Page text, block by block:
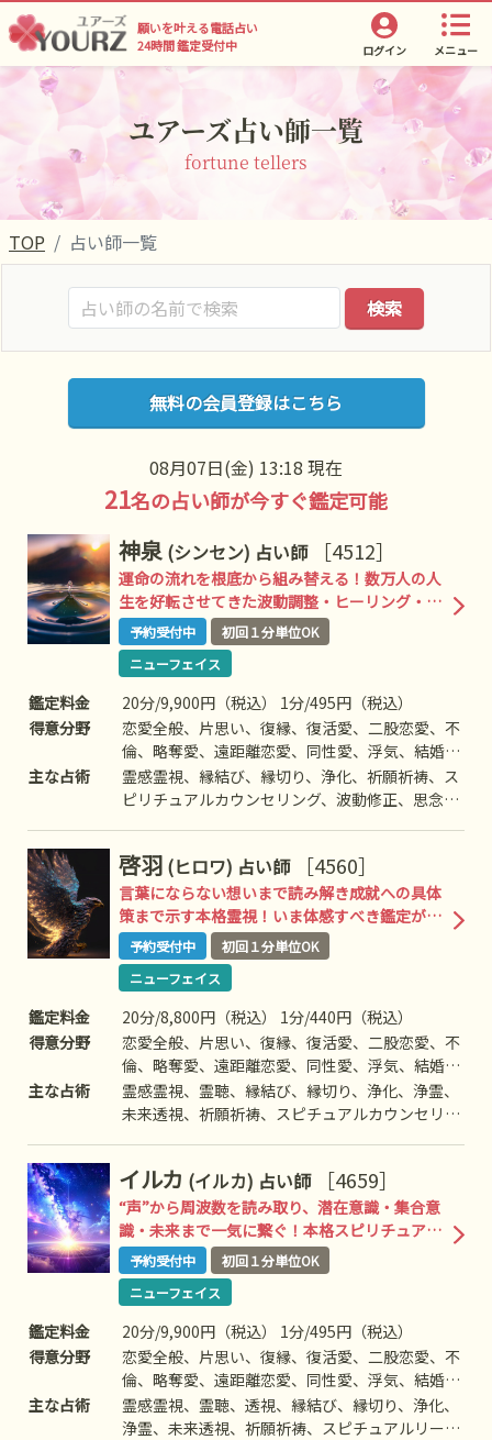
メニュー
願いを叶える電話占い
24時間 鑑定受付中
ログイン
ユアーズ占い師一覧
fortune tellers
TOP 占い師一覧
検索
無料の会員登録はこちら
08月07日(金) 13:18 現在
21名の占い師が今すぐ鑑定可能
神泉 (シンセン) 占い師 ［4512］
運命の流れを根底から組み替える！数万人の人
生を好転させてきた波動調整・ヒーリング・エ
ネルギー増幅による三段階成就鑑定、ここに降
臨
予約受付中
初回１分単位OK
ニューフェイス
鑑定料金
20分/9,900円（税込） 1分/495円（税込）
得意分野
恋愛全般、片思い、復縁、復活愛、二股恋愛、不
倫、略奪愛、遠距離恋愛、同性愛、浮気、結婚、
離婚、夫婦問題、家庭/家族問題、親子、育児、
教育、介護、引っ越し、仕事全般、適職、経営、
物、故人など
主な占術
霊感霊視、縁結び、縁切り、浄化、祈願祈祷、ス
ピリチュアルカウンセリング、波動修正、思念伝
啓羽 (ヒロワ) 占い師 ［4560］
言葉にならない想いまで読み解き成就への具体
策まで示す本格霊視！いま体感すべき鑑定がこ
こに
予約受付中
初回１分単位OK
ニューフェイス
鑑定料金
20分/8,800円（税込） 1分/440円（税込）
得意分野
恋愛全般、片思い、復縁、復活愛、二股恋愛、不
倫、略奪愛、遠距離恋愛、同性愛、浮気、結婚、
離婚、夫婦問題、家庭/家族問題、親子、育児、
教育、介護、引っ越し、仕事全般、適職、経営、
物、故人、心霊相談など
主な占術
霊感霊視、霊聴、縁結び、縁切り、浄化、浄霊、
未来透視、祈願祈祷、スピチュアルカウンセリン
前世/過去世、守護霊対話、霊障除去、先祖供
養、過去世供養、死者との対話、高次との交信、
アニマルコミュニケーション、魂入/魂抜、特殊
占術、命名/改名、特殊念波など
イルカ (イルカ) 占い師 ［4659］
“声”から周波数を読み取り、潜在意識・集合意
識・未来まで一気に繋ぐ！本格スピリチュアル
鑑定術
予約受付中
初回１分単位OK
ニューフェイス
鑑定料金
20分/9,900円（税込） 1分/495円（税込）
得意分野
恋愛全般、片思い、復縁、復活愛、二股恋愛、不
倫、略奪愛、遠距離恋愛、同性愛、浮気、結婚、
離婚、夫婦問題、家庭/家族問題、親子、育児、
教育、介護、引っ越し、仕事全般、適職、経営、
主な占術
霊感霊視、霊聴、透視、縁結び、縁切り、浄化、
浄霊、未来透視、祈願祈祷、スピチュアルリーデ